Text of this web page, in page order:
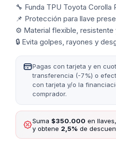
🔧 Funda TPU Toyota Corolla
📌 Protección para llave
⚙️ Material flexible, resistente
🔒 Evita golpes, rayones y
Pagas con tarjeta y en
transferencia (-7%) o
con tarjeta y/o la
comprador.
Suma $350.000 en
y obtene 2,5% de